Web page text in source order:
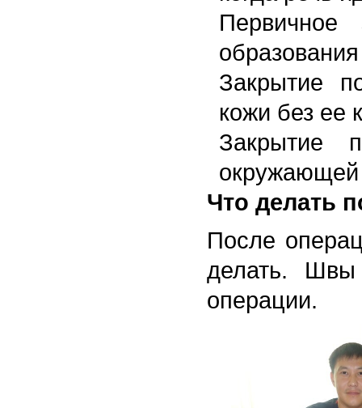
Закрытие
кожи без ее
Закрытие
окружающей
Что делать
После
делать.
операции.